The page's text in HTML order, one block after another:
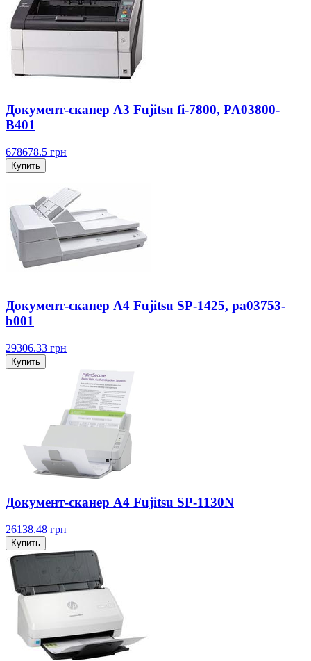
Документ-сканер A3 Fujitsu fi-7800, PA03800-
B401
678678.5 грн
Купить
Документ-сканер A4 Fujitsu SP-1425, pa03753-
b001
29306.33 грн
Купить
Документ-сканер A4 Fujitsu SP-1130N
26138.48 грн
Купить